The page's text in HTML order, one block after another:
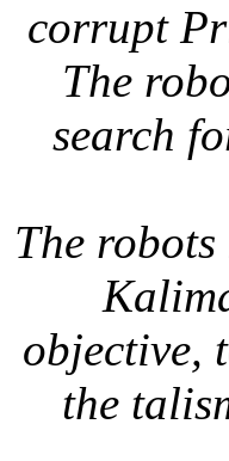
corrupt
The
search
The
objective,
the